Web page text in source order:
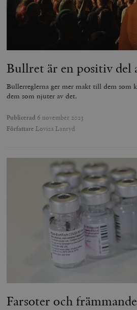
Bullret är en positiv del
Bullerreglerna ger mer makt till dem som
dem som njuter av det.
Publicerad 6 november 2023
Författare Lovisa Lanryd
Farsoter och